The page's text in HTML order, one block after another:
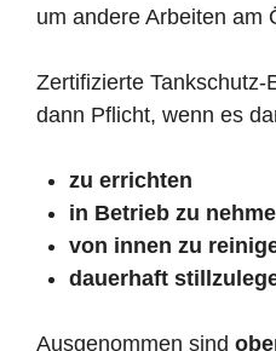
um andere Arbeiten am
Zertifizierte
dann Pflicht, wenn es
zu errichten
in Betrieb zu
von innen zu
dauerhaft
Ausgenommen sind